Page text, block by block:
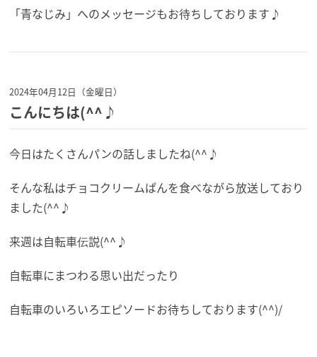
「青なじみ」へのメッセージもお待ちしております♪
2024年04月12日（金曜日）
こんにちは(^^♪
今日はたくさんパンの話しましたね(^^♪
そんな私はチョコクリームぱんを食べながら放送しており
ました(^^♪
来週は自転車伝説(^^♪
自転車にまつわる思い出だったり
自転車のいろいろエピソードお待ちしております(^^)/